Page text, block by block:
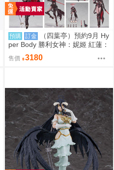
預購 訂金
（四葉亭）預約9月 Hy
per Body 勝利女神：妮姬 紅蓮：
暗影 0917
售價 3180